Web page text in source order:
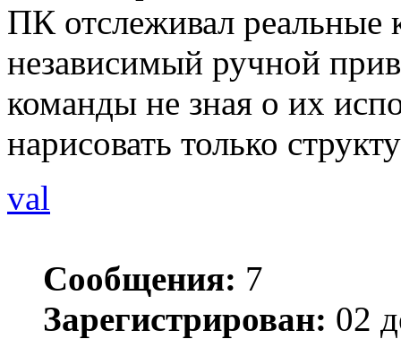
ПК отслеживал реальные
независимый ручной
команды не зная о их
нарисовать только
val
Сообщения: 7
Зарегистрирован: 02